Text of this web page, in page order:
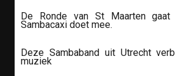
De Ronde van St Maarten
Sambacaxi doet mee.
Deze Sambaband uit Utrecht
muziek